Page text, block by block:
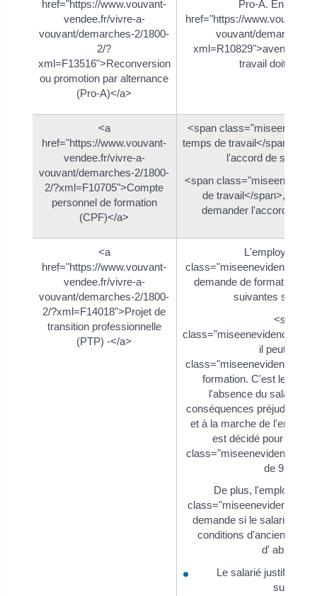
href="https://www.vouvant-
vendee.fr/vivre-a-
vouvant/demarches-2/1800-
2/?
xml=F13516">Reconversion
ou promotion par alternance
(Pro-A)</a>
Pro-A. En effet,
href="https://www.vouvant-
vouvant/demarches-
xml=R10829">avenant</
travail doit être
<a
href="https://www.vouvant-
vendee.fr/vivre-a-
vouvant/demarches-2/1800-
2/?xml=F10705">Compte
personnel de formation
(CPF)</a>
<span
temps de travail</span>, le
l'accord de son
<span
de travail</span>, le
demander l'accord de
<a
href="https://www.vouvant-
vendee.fr/vivre-a-
vouvant/demarches-2/1800-
2/?xml=F14018">Projet de
transition professionnelle
(PTP) -</a>
L'employeur
demande de formation si
suivantes sont
<span
il peut <span
formation. C'est le cas
l'absence du salarié
conséquences
et à la marche de
est décidé pour une
de 9 mois.
De plus, l'employeur
demande si le salarié ne
conditions d'ancienneté
d' absence.
Le salarié justifie
suffisante